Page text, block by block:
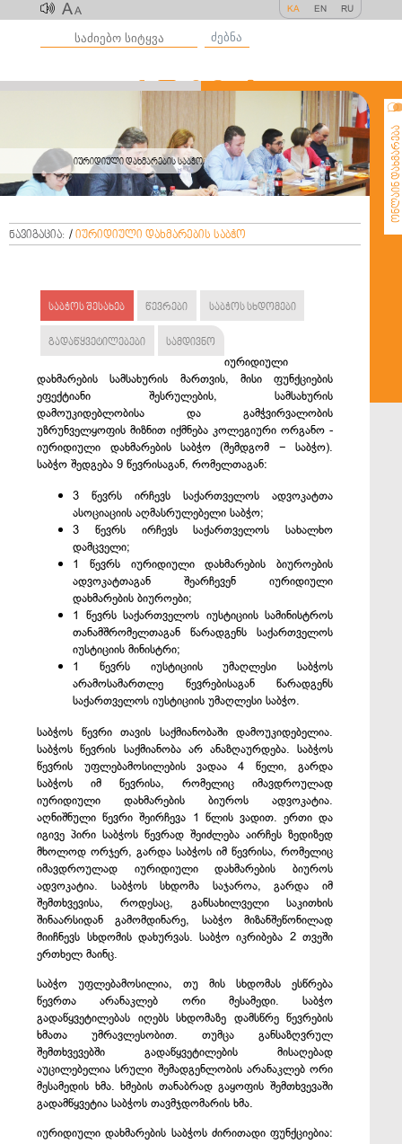
AA KA EN RU
ძებნა
იურიდიული დახმარების საბჭო ონლაინ დახმარება
ნავიგაცია: / იურიდიული დახმარების საბჭო
საბჭოს შესახებ წევრები საბჭოს სხდომები
გადაწყვეტილებები სამდივნო
იურიდიული
დახმარებისსამსახურის მართვის, მისი
ფუნქციების
ეფექტიანი
შესრულების, სამსახურის
დამოუკიდებლობისა
და
გამჭვირვალობის
უზრუნველყოფის მიზნით იქმნება კოლეგიური ორგანო -
იურიდიული
დახმარების საბჭო(შემდგომ − საბჭო).
საბჭო შედგება 9წევრისაგან,რომელთაგან:
3წევრს ირჩევს საქართველოს
ადვოკატთა
ასოციაციის აღმასრულებელი საბჭო;
3 წევრს ირჩევს საქართველოს
სახალხო
დამცველი;
1 წევრს იურიდიული დახმარების
ბიუროების
ადვოკატთაგან
შეარჩევენ
იურიდიული
დახმარების ბიუროები;
1 წევრს საქართველოს იუსტიციის სამინისტროს
თანამშრომელთაგან
წარადგენს
საქართველოს
იუსტიციის მინისტრი;
1 წევრს იუსტიციის უმაღლესი
საბჭოს
არამოსამართლე
წევრებისაგან
წარადგენს
საქართველოს იუსტიციის უმაღლესი საბჭო.
საბჭოს წევრი თავის საქმიანობაში დამოუკიდებელია.
საბჭოს წევრის საქმიანობა არ ანაზღაურდება. საბჭოს
წევრის
უფლებამოსილების ვადაა4 წელი, გარდა
საბჭოს
იმ წევრისა,რომელიც
იმავდროულად
იურიდიული
დახმარების ბიუროს ადვოკატია.
აღნიშნული წევრი შეირჩევა 1 წლის ვადით. ერთი და
იგივე პირი საბჭოს წევრად შეიძლება აირჩეს ზედიზედ
მხოლოდ ორჯერ, გარდა საბჭოს იმ წევრისა, რომელიც
იმავდროულად იურიდიული დახმარების ბიუროს
ადვოკატია. საბჭოს სხდომა საჯაროა, გარდა იმ
შემთხვევისა, როდესაც, განსახილველი საკითხის
შინაარსიდან გამომდინარე, საბჭო მიზანშეწონილად
მიიჩნევს სხდომის დახურვას. საბჭო იკრიბება 2 თვეში
ერთხელ მაინც.
საბჭო
უფლებამოსილია,თუ მის სხდომას
ესწრება
წევრთა
არანაკლებ ორი მესამედი. საბჭო
გადაწყვეტილებას იღებს სხდომაზე დამსწრე წევრების
ხმათა
უმრავლესობით. თუმცა განსაზღვრულ
შემთხვევებში გადაწყვეტილების მისაღებად
აუცილებელიასრული შემადგენლობის არანაკლებ ორი
მესამედის ხმა. ხმების თანაბრად გაყოფის შემთხვევაში
გადამწყვეტია საბჭოს თავმჯდომარის ხმა.
იურიდიული დახმარების საბჭოს ძირითადი ფუნქციებია: